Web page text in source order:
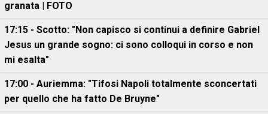
granata | FOTO
17:15 - Scotto: "Non capisco si continui a definire Gabriel
Jesus un grande sogno: ci sono colloqui in corso e non
mi esalta"
17:00 - Auriemma: "Tifosi Napoli totalmente sconcertati
per quello che ha fatto De Bruyne"